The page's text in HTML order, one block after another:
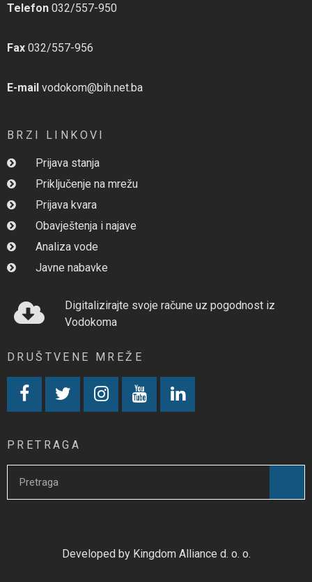
Telefon 032/557-950
Fax 032/557-956
E-mail vodokom@bih.net.ba
BRZI LINKOVI
Prijava stanja
Priključenje na mrežu
Prijava kvara
Obavještenja i najave
Analiza vode
Javne nabavke
Digitalizirajte svoje račune uz pogodnost iz
Vodokoma
DRUŠTVENE MREŽE
PRETRAGA
Developed by Kingdom Alliance d. o. o.